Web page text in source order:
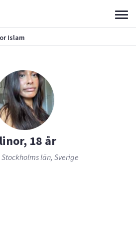
Islam
18 år
län, Sverige